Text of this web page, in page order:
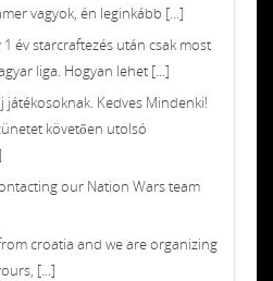
vagyok, én leginkább [...]
1 év starcraftezés után csak most
liga. Hogyan lehet [...]
játékosoknak. Kedves Mindenki!
követően utolsó
our Nation Wars team
croatia and we are organizing
[...]